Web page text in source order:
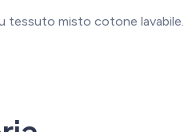
tessuto misto cotone lavabile.